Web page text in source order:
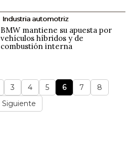
Industria automotriz
BMW mantiene su apuesta por
vehículos híbridos y de
combustión interna
3 4 5 6 7
8
Siguiente